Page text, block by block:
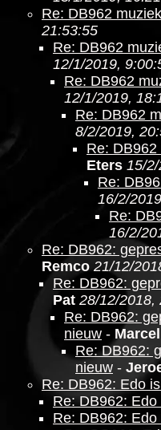
Re: DB962
21:53:55
Re: DB962
12/1/2019,
Re: DB962
12/1/2019,
Re: DB962
8/2/2019,
Re:
Eters 15/
Re:
16/2/
Re:
16/2/
Re: DB962:
Remco 21/12/
Re: DB962:
Pat 28/12/2018,
Re: DB962:
nieuw - Marcel
Re: DB962:
nieuw -
Re: DB962: Edo
Re: DB962: Edo
Re: DB962: Edo